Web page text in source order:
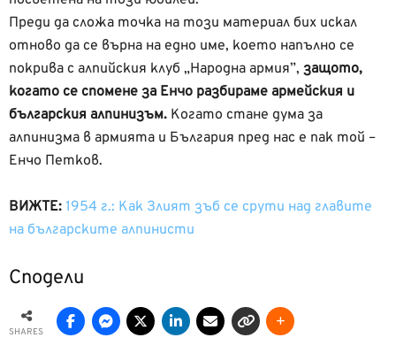
Преди да сложа точка на този материал бих искал
отново да се върна на едно име, което напълно се
покрива с алпийския клуб „Народна армия”, защото,
когато се спомене за Енчо разбираме армейския и
българския алпинизъм. Когато стане дума за
алпинизма в армията и България пред нас е пак той –
Енчо Петков.
ВИЖТЕ: 1954 г.: Как Злият зъб се срути над главите
на българските алпинисти
Сподели
SHARES